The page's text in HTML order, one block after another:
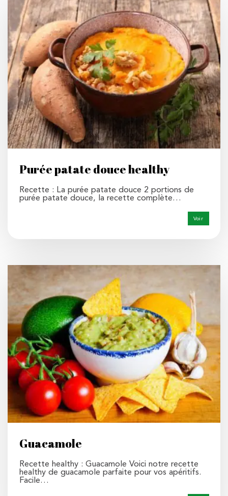
Purée patate douce healthy
Recette : La purée patate douce 2 portions de
purée patate douce, la recette complète…
Voir
Guacamole
Recette healthy : Guacamole Voici notre recette
healthy de guacamole parfaite pour vos apéritifs.
Facile…